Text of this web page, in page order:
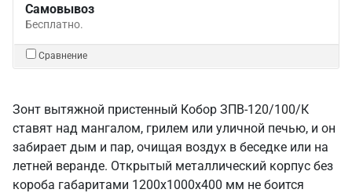
Самовывоз
Бесплатно.
Сравнение
Зонт вытяжной пристенный Кобор ЗПВ-120/100/К
ставят над мангалом, грилем или уличной печью, и он
забирает дым и пар, очищая воздух в беседке или на
летней веранде. Открытый металлический корпус без
короба габаритами 1200х1000х400 мм не боится